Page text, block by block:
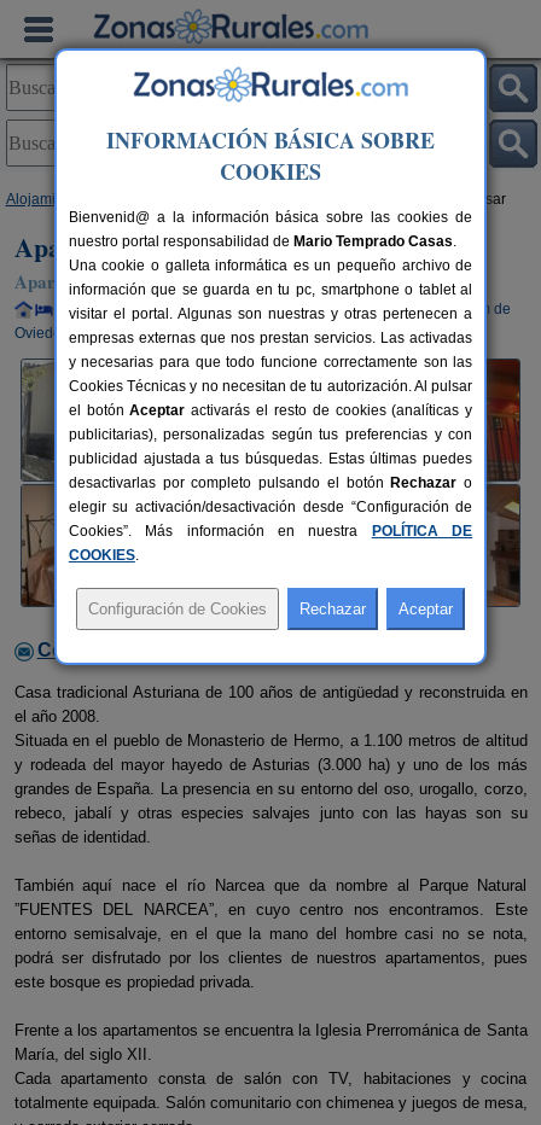
Alojamientos > Apartamentos Casa Baltasar
Apartamentos Casa Baltasar
Apartamentos Rurales en Cangas del Narcea (Asturias)
Alquiler completo y por habitaciones 2-25+3 plazas
100 km de
Oviedo
Contactar con el alojamiento
Casa tradicional Asturiana de 100 años de antigüedad y reconstruida en
el año 2008.
Situada en el pueblo de Monasterio de Hermo, a 1.100 metros de altitud
y rodeada del mayor hayedo de Asturias (3.000 ha) y uno de los más
grandes de España. La presencia en su entorno del oso, urogallo, corzo,
rebeco, jabalí y otras especies salvajes junto con las hayas son su
señas de identidad.
También aquí nace el río Narcea que da nombre al Parque Natural
”FUENTES DEL NARCEA”, en cuyo centro nos encontramos. Este
entorno semisalvaje, en el que la mano del hombre casi no se nota,
podrá ser disfrutado por los clientes de nuestros apartamentos, pues
este bosque es propiedad privada.
Frente a los apartamentos se encuentra la Iglesia Prerrománica de Santa
María, del siglo XII.
Cada apartamento consta de salón con TV, habitaciones y cocina
totalmente equipada. Salón comunitario con chimenea y juegos de mesa,
INFORMACIÓN BÁSICA SOBRE
COOKIES
Bienvenid@ a la información básica sobre las cookies de
nuestro portal responsabilidad de Mario Temprado Casas.
Una cookie o galleta informática es un pequeño archivo de
información que se guarda en tu pc, smartphone o tablet al
visitar el portal. Algunas son nuestras y otras pertenecen a
empresas externas que nos prestan servicios. Las activadas
y necesarias para que todo funcione correctamente son las
Cookies Técnicas y no necesitan de tu autorización. Al pulsar
el botónAceptar activarás el resto de cookies (analíticas y
publicitarias), personalizadas según tus preferencias y con
publicidad ajustada a tus búsquedas. Estas últimas puedes
desactivarlas por completo pulsando el botón Rechazar o
elegir su activación/desactivación desde “Configuración de
Cookies”. Más información en nuestra
POLÍTICA DE
COOKIES.